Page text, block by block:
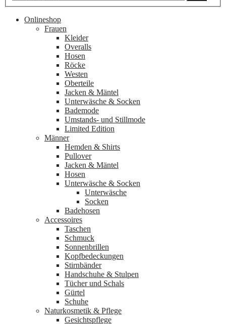
Onlineshop
Frauen
Kleider
Overalls
Hosen
Röcke
Westen
Oberteile
Jacken & Mäntel
Unterwäsche & Socken
Bademode
Umstands- und Stillmode
Limited Edition
Männer
Hemden & Shirts
Pullover
Jacken & Mäntel
Hosen
Unterwäsche & Socken
Unterwäsche
Socken
Badehosen
Accessoires
Taschen
Schmuck
Sonnenbrillen
Kopfbedeckungen
Stirnbänder
Handschuhe & Stulpen
Tücher und Schals
Gürtel
Schuhe
Naturkosmetik & Pflege
Gesichtspflege